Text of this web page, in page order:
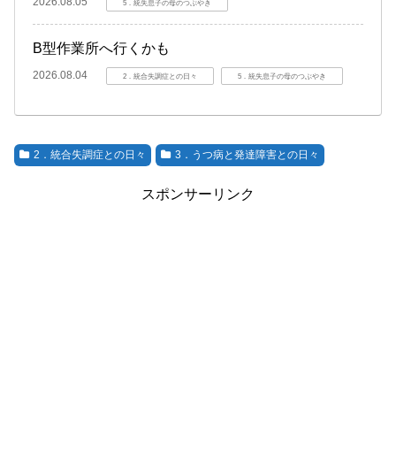
5．統失息子の母のつぶやき
B型作業所へ行くかも
2026.08.04 2．統合失調症との日々 5．統失息子の母のつぶやき
2．統合失調症との日々 3．うつ病と発達障害との日々
スポンサーリンク